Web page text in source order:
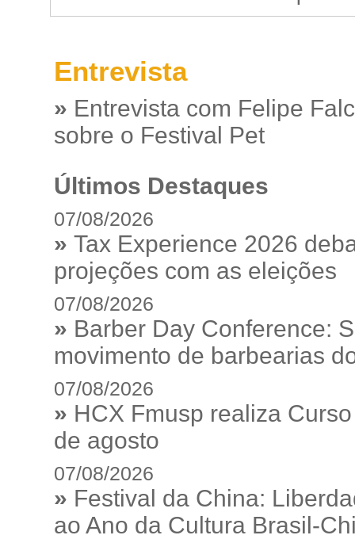
Entrevista
» Entrevista com Felipe
sobre o Festival Pet
Últimos Destaques
07/08/2026
» Tax Experience 2026
projeções com as eleições
07/08/2026
» Barber Day Conference:
movimento de barbearias
07/08/2026
» HCX Fmusp realiza
de agosto
07/08/2026
» Festival da China:
ao Ano da Cultura Brasil-